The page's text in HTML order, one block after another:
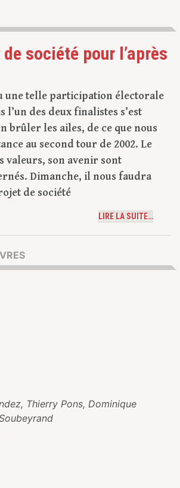
société pour l’après
une telle participation électorale
l’un des deux finalistes s’est
brûler les ailes, de ce que nous
au second tour de 2002. Le
valeurs, son avenir sont
Dimanche, il nous faudra
de société
LIRE LA SUITE…
Thierry Pons, Dominique